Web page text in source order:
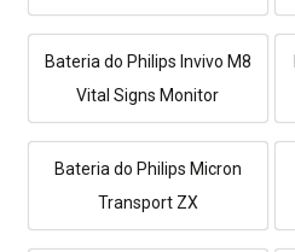
Bateria do Philips Invivo M8
Vital Signs Monitor
Bateria do Philips Micron
Transport ZX